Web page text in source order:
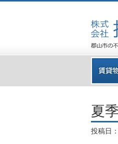
夏
投稿日：